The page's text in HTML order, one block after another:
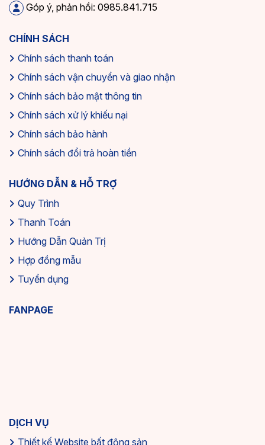
Góp ý, phản hồi: 0985.841.715
CHÍNH SÁCH
Chính sách thanh toán
Chính sách vận chuyển và giao nhận
Chính sách bảo mật thông tin
Chính sách xử lý khiếu nại
Chính sách bảo hành
Chính sách đổi trả hoàn tiền
HƯỚNG DẪN & HỖ TRỢ
Quy Trình
Thanh Toán
Hướng Dẫn Quản Trị
Hợp đồng mẫu
Tuyển dụng
FANPAGE
DỊCH VỤ
Thiết kế Website bất động sản